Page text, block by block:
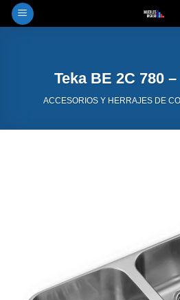
Saltar
al
Teka BE 2C 780
ACCESORIOS Y HERRAJES DE